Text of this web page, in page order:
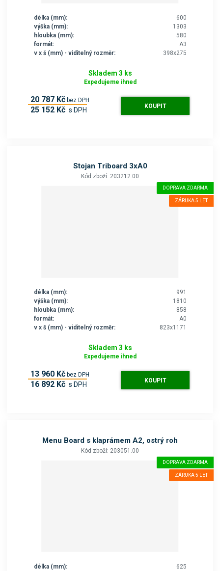
délka (mm):
600
výška (mm):
1303
hloubka (mm):
580
formát:
A3
v x š (mm) - viditelný rozměr:
398x275
Skladem 3 ks
Expedujeme ihned
20 787 Kč bez DPH
25 152 Kč s DPH KOUPIT
Stojan Triboard 3xA0
Kód zboží: 203212.00
DOPRAVA ZDARMA
ZÁRUKA 5 LET
délka (mm):
991
výška (mm):
1810
hloubka (mm):
858
formát:
A0
v x š (mm) - viditelný rozměr:
823x1171
Skladem 3 ks
Expedujeme ihned
13 960 Kč bez DPH
16 892 Kč s DPH KOUPIT
Menu Board s klaprámem A2, ostrý roh
Kód zboží: 203051.00
DOPRAVA ZDARMA
ZÁRUKA 5 LET
délka (mm):
625